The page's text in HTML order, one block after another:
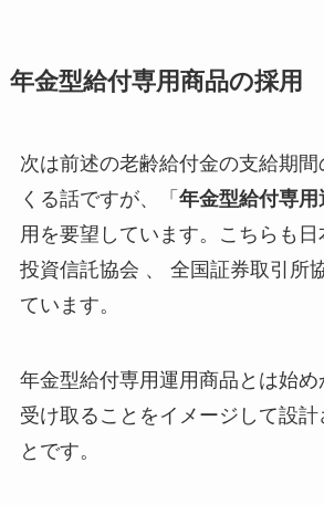
年金型給付専用商品の採用
次は前述の老齢給付金の支給期
くる話ですが、「 年金型給付専用
用を要望しています。こちらも日
投資信託協会 、 全国証券取引所
ています。
年金型給付専用運用商品とは始
受け取ることをイメージして設計
とです。